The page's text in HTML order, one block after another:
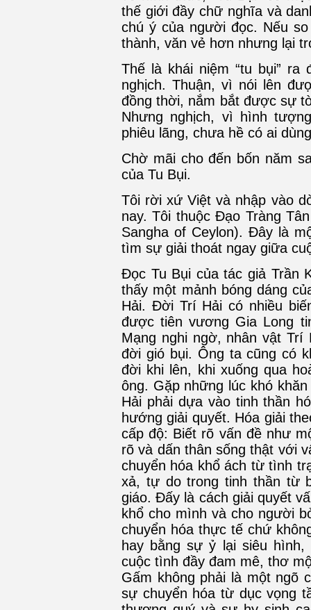
thế giới đầy chữ nghĩa và
chú ý của người đọc. Nếu
thành, văn vẻ hơn nhưng lại
Thế là khái niệm “tu bụi”
nghịch. Thuận, vì nói lên
đồng thời, nắm bắt được sự
Nhưng nghịch, vì hình
phiêu lãng, chưa hề có ai
Chờ mãi cho đến bốn năm
của Tu Bụi.
Tôi rời xứ Việt và nhập vào
nay. Tôi thuộc Đạo Tràng
Sangha of Ceylon). Đây là
tìm sự giải thoát ngay giữa
Đọc Tu Bụi của tác giả Trần
thấy một mảnh bóng dáng
Hải. Đời Trí Hải có nhiều
được tiên vương Gia Long
Mạng nghi ngờ, nhân vật
đời gió bụi. Ông ta cũng có
đời khi lên, khi xuống qua
ông. Gặp những lúc khó
Hải phải dựa vào tinh thần
hướng giải quyết. Hóa giải
cấp độ: Biết rõ vấn đề như
rõ và dấn thân sống thật với
chuyển hóa khổ ách từ tình
xả, tự do trong tinh thần từ
giáo. Đấy là cách giải quyết
khổ cho mình và cho người
chuyển hóa thực tế chứ
hay bằng sự ỷ lại siêu
cuộc tình đầy đam mê, thơ
Gấm không phải là một ngõ
sự chuyển hóa từ dục vọng